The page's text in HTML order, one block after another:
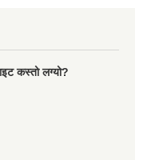
कस्तो लग्यो?